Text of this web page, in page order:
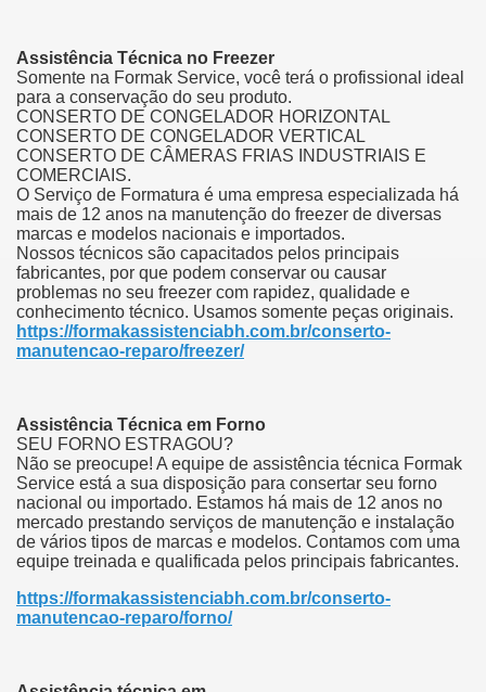
Assistência Técnica no Freezer
Somente na Formak Service, você terá o profissional ideal
para a conservação do seu produto.
CONSERTO DE CONGELADOR HORIZONTAL
CONSERTO DE CONGELADOR VERTICAL
CONSERTO DE CÂMERAS FRIAS INDUSTRIAIS E
COMERCIAIS.
O Serviço de Formatura é uma empresa especializada há
mais de 12 anos na manutenção do freezer de diversas
marcas e modelos nacionais e importados.
Nossos técnicos são capacitados pelos principais
fabricantes, por que podem conservar ou causar
problemas no seu freezer com rapidez, qualidade e
conhecimento técnico. Usamos somente peças originais.
https://formakassistenciabh.com.br/conserto-
manutencao-reparo/freezer/
Assistência Técnica em Forno
SEU FORNO ESTRAGOU?
Não se preocupe! A equipe de assistência técnica Formak
Service está a sua disposição para consertar seu forno
nacional ou importado. Estamos há mais de 12 anos no
mercado prestando serviços de manutenção e instalação
de vários tipos de marcas e modelos. Contamos com uma
equipe treinada e qualificada pelos principais fabricantes.
https://formakassistenciabh.com.br/conserto-
manutencao-reparo/forno/